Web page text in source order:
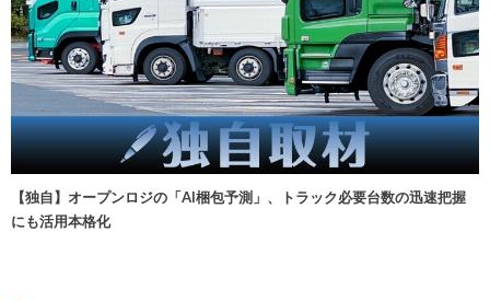
【独自】オープンロジの「AI梱包予測」、トラック必要台数の迅速把握
にも活用本格化